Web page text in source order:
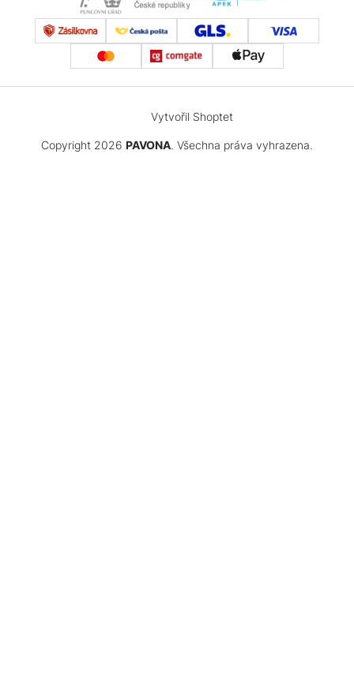
Vytvořil Shoptet
Copyright 2026 PAVONA. Všechna práva vyhrazena.